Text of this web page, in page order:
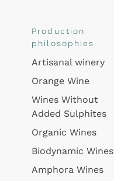
Production
philosophies
Artisanal winery
Orange Wine
Wines Without
Added Sulphites
Organic Wines
Biodynamic Wines
Amphora Wines